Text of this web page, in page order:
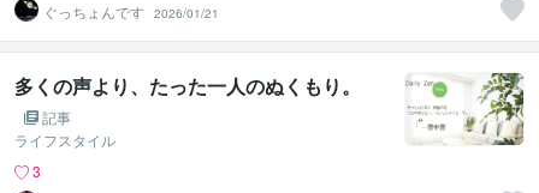
ぐっちょんです
2026/01/21
多くの声より、たった一人のぬくもり。
記事
ライフスタイル
3